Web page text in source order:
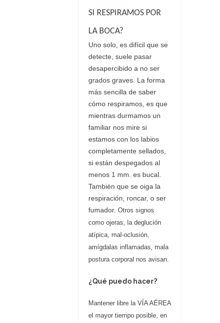
SI RESPIRAMOS POR
LA BOCA?
Uno solo, es difícil que se
detecte, suele pasar
desapercibido a no ser
grados graves. La forma
más sencilla de saber
cómo respiramos, es que
mientras durmamos un
familiar nos mire si
estamos con los labios
completamente sellados,
si están despegados al
menos 1 mm. es bucal.
También que se oiga la
respiración, roncar, o ser
fumador. Otros signos
como ojeras, la deglución
atípica, mal-oclusión,
amígdalas inflamadas, mala
postura corporal nos avisan.
¿Qué puedo hacer?
Mantener libre la VÍA AÉREA
el mayor tiempo posible, en